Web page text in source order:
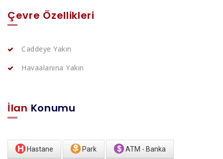
Çevre Özellikleri
Caddeye Yakın
Havaalanına Yakın
İlan Konumu
Hastane Park ATM - Banka